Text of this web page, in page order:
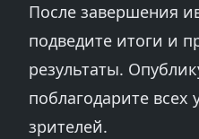
После завершения
подведите итоги и
результаты.
поблагодарите всех
зрителей.